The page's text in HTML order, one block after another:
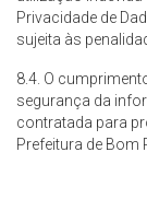
Privacidade de
sujeita às
8.4. O
segurança da
contratada para
Prefeitura de Bom